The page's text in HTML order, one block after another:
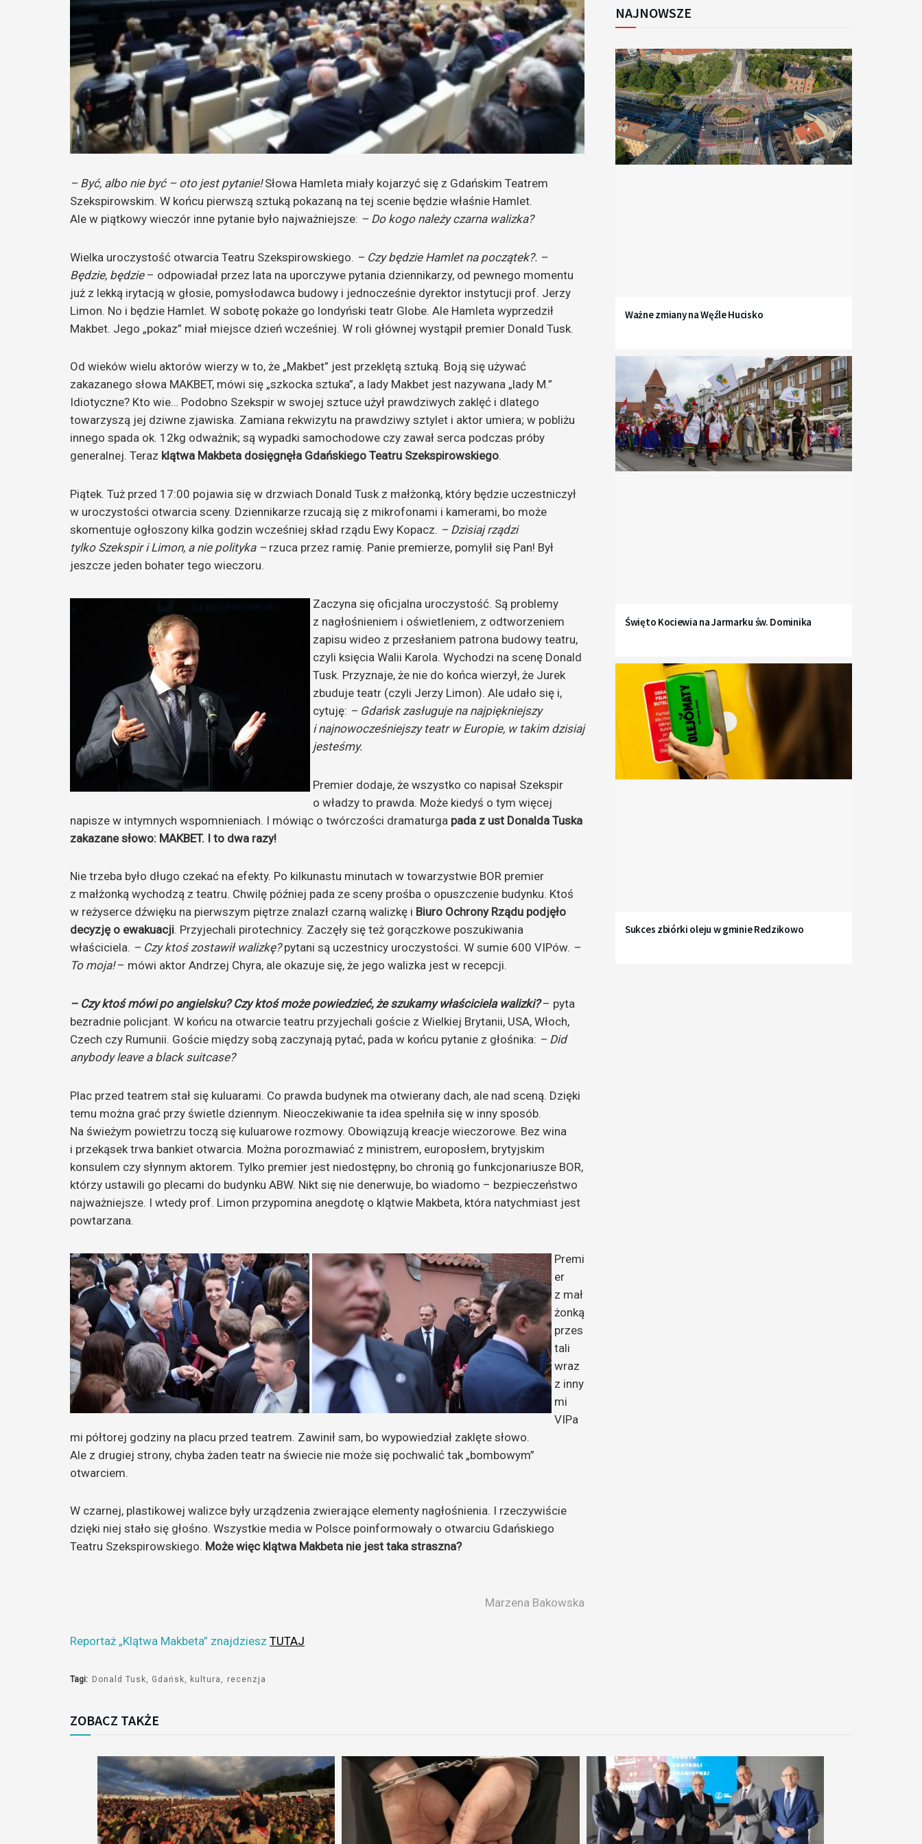
– Być, albo nie być – oto jest pytanie!Słowa Hamleta miały kojarzyć się z Gdańskim Teatrem
Szekspirowskim. W końcu pierwszą sztuką pokazaną na tej scenie będzie właśnie Hamlet.
Ale w piątkowy wieczór inne pytanie było najważniejsze: – Do kogo należy czarna walizka?
Wielka uroczystość otwarcia Teatru Szekspirowskiego. – Czy będzie Hamlet na początek?. –
Będzie, będzie– odpowiadał przez lata na uporczywe pytania dziennikarzy, od pewnego momentu
już z lekką irytacją w głosie, pomysłodawca budowy i jednocześnie dyrektor instytucji prof. Jerzy
Limon. No i będzie Hamlet. W sobotę pokaże go londyński teatr Globe. Ale Hamleta wyprzedził
Makbet. Jego „pokaz” miał miejsce dzień wcześniej. W roli głównej wystąpił premier Donald Tusk.
Od wieków wielu aktorów wierzy w to, że „Makbet” jest przeklętą sztuką. Boją się używać
zakazanego słowa MAKBET, mówi się „szkocka sztuka”, a lady Makbet jest nazywana „lady M.”
Idiotyczne? Kto wie… Podobno Szekspir w swojej sztuce użył prawdziwych zaklęć i dlatego
towarzyszą jej dziwne zjawiska. Zamiana rekwizytu na prawdziwy sztylet i aktor umiera; w pobliżu
innego spada ok. 12kg odważnik; są wypadki samochodowe czy zawał serca podczas próby
generalnej. Teraz klątwa Makbeta dosięgnęła Gdańskiego Teatru Szekspirowskiego.
Piątek. Tuż przed 17:00 pojawia się w drzwiach Donald Tusk z małżonką, który będzie uczestniczył
w uroczystości otwarcia sceny. Dziennikarze rzucają się z mikrofonami i kamerami, bo może
skomentuje ogłoszony kilka godzin wcześniej skład rządu Ewy Kopacz. – Dzisiaj rządzi
tylko Szekspir i Limon, a nie polityka –rzuca przez ramię. Panie premierze, pomylił się Pan! Był
jeszcze jeden bohater tego wieczoru.
Zaczyna się oficjalna uroczystość. Są problemy
z nagłośnieniem i oświetleniem, z odtworzeniem
zapisu wideo z przesłaniem patrona budowy teatru,
czyli księcia Walii Karola. Wychodzi na scenę Donald
Tusk. Przyznaje, że nie do końca wierzył, że Jurek
zbuduje teatr (czyli Jerzy Limon). Ale udało się i,
cytuję: – Gdańsk zasługuje na najpiękniejszy
i najnowocześniejszy teatr w Europie, w takim dzisiaj
jesteśmy.
Premier dodaje, że wszystko co napisał Szekspir
o władzy to prawda. Może kiedyś o tym więcej
napisze w intymnych wspomnieniach. I mówiąc o twórczości dramaturga pada z ust Donalda Tuska
zakazane słowo: MAKBET. I to dwa razy!
Nie trzeba było długo czekać na efekty. Po kilkunastu minutach w towarzystwie BOR premier
z małżonką wychodzą z teatru. Chwilę później pada ze sceny prośba o opuszczenie budynku. Ktoś
w reżyserce dźwięku na pierwszym piętrze znalazł czarną walizkę i Biuro Ochrony Rządu podjęło
decyzję o ewakuacji. Przyjechali pirotechnicy. Zaczęły się też gorączkowe poszukiwania
właściciela. – Czy ktoś zostawił walizkę?pytani są uczestnicy uroczystości. W sumie 600 VIPów. –
To moja!– mówi aktor Andrzej Chyra, ale okazuje się, że jego walizka jest w recepcji.
– Czy ktoś mówi po angielsku? Czy ktoś może powiedzieć, że szukamy właściciela walizki? – pyta
bezradnie policjant. W końcu na otwarcie teatru przyjechali goście z Wielkiej Brytanii, USA, Włoch,
Czech czy Rumunii. Goście między sobą zaczynają pytać, pada w końcu pytanie z głośnika: – Did
anybody leave a black suitcase?
Plac przed teatrem stał się kuluarami. Co prawda budynek ma otwierany dach, ale nad sceną. Dzięki
temu można grać przy świetle dziennym. Nieoczekiwanie ta idea spełniła się w inny sposób.
Na świeżym powietrzu toczą się kuluarowe rozmowy. Obowiązują kreacje wieczorowe. Bez wina
i przekąsek trwa bankiet otwarcia. Można porozmawiać z ministrem, europosłem, brytyjskim
konsulem czy słynnym aktorem. Tylko premier jest niedostępny, bo chronią go funkcjonariusze BOR,
którzy ustawili go plecami do budynku ABW. Nikt się nie denerwuje, bo wiadomo – bezpieczeństwo
najważniejsze. I wtedy prof. Limon przypomina anegdotę o klątwie Makbeta, która natychmiast jest
powtarzana.
Premi
er
z mał
żonką
przes
tali
wraz
z inny
mi
VIPa
mi półtorej godziny na placu przed teatrem. Zawinił sam, bo wypowiedział zaklęte słowo.
Ale z drugiej strony, chyba żaden teatr na świecie nie może się pochwalić tak „bombowym”
otwarciem.
W czarnej, plastikowej walizce były urządzenia zwierające elementy nagłośnienia. I rzeczywiście
dzięki niej stało się głośno. Wszystkie media w Polsce poinformowały o otwarciu Gdańskiego
Teatru Szekspirowskiego. Może więc klątwa Makbeta nie jest taka straszna?
Marzena Bakowska
Reportaż „Klątwa Makbeta” znajdziesz TUTAJ
Tagi: Donald Tusk Gdańsk kultura recenzja
NAJNOWSZE
Ważne zmiany na Węźle Hucisko
Święto Kociewia na Jarmarku św. Dominika
Sukces zbiórki oleju w gminie Redzikowo
ZOBACZ TAKŻE